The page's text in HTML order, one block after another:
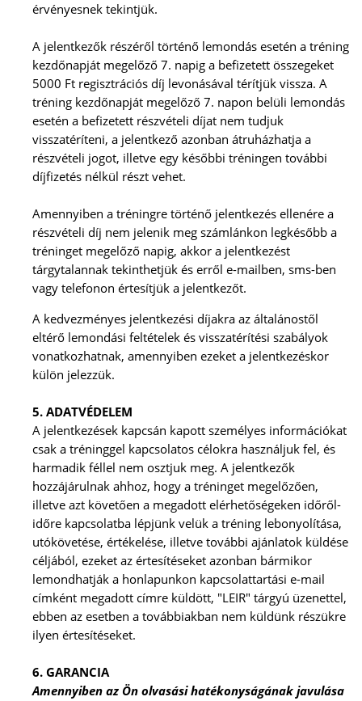
érvényesnek tekintjük.
A jelentkezők részéről történő lemondás esetén a tréning
kezdőnapját megelőző 7. napig a befizetett összegeket
5000 Ft regisztrációs díj levonásával térítjük vissza. A
tréning kezdőnapját megelőző 7. napon belüli lemondás
esetén a befizetett részvételi díjat nem tudjuk
visszatéríteni, a jelentkező azonban átruházhatja a
részvételi jogot, illetve egy későbbi tréningen további
díjfizetés nélkül részt vehet.
Amennyiben a tréningre történő jelentkezés ellenére a
részvételi díj nem jelenik meg számlánkon legkésőbb a
tréninget megelőző napig, akkor a jelentkezést
tárgytalannak tekinthetjük és erről e-mailben, sms-ben
vagy telefonon értesítjük a jelentkezőt.
A kedvezményes jelentkezési díjakra az általánostől
eltérő lemondási feltételek és visszatérítési szabályok
vonatkozhatnak, amennyiben ezeket a jelentkezéskor
külön jelezzük.
5. ADATVÉDELEM
A jelentkezések kapcsán kapott személyes információkat
csak a tréninggel kapcsolatos célokra használjuk fel, és
harmadik féllel nem osztjuk meg. A jelentkezők
hozzájárulnak ahhoz, hogy a tréninget megelőzően,
illetve azt követően a megadott elérhetőségeken időről-
időre kapcsolatba lépjünk velük a tréning lebonyolítása,
utókövetése, értékelése, illetve további ajánlatok küldése
céljából, ezeket az értesítéseket azonban bármikor
lemondhatják a honlapunkon kapcsolattartási e-mail
címként megadott címre küldött, "LEIR" tárgyú üzenettel,
ebben az esetben a továbbiakban nem küldünk részükre
ilyen értesítéseket.
6. GARANCIA
Amennyiben az Ön olvasási hatékonyságának javulása